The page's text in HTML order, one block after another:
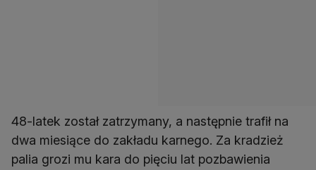
48-latek został zatrzymany, a następnie trafił na
dwa miesiące do zakładu karnego. Za kradzież
palia grozi mu kara do pięciu lat pozbawienia